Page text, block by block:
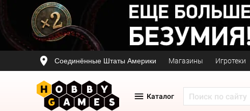
Соединённые Штаты Америки Магазины Игротеки
Каталог